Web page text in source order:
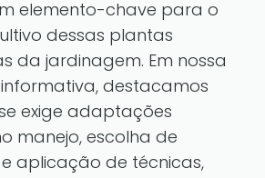
elemento-chave para o
dessas plantas
da jardinagem. Em nossa
destacamos
exige adaptações
manejo, escolha de
aplicação de técnicas,